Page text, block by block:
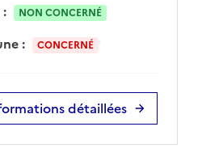
NON CONCERNÉ
: CONCERNÉ
détaillées